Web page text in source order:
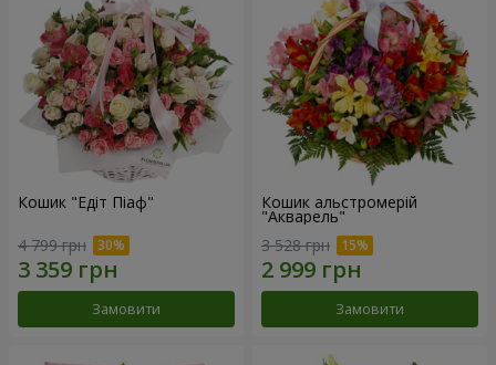
Кошик "Едіт Піаф"
4 799 грн
Замовити
Кошик альстромерій
"Акварель"
3 528 грн
Замовити